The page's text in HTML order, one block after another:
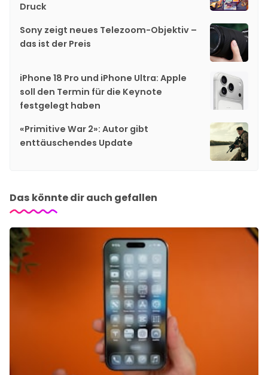
Druck
Sony zeigt neues Telezoom-Objektiv –
das ist der Preis
iPhone 18 Pro und iPhone Ultra: Apple
soll den Termin für die Keynote
festgelegt haben
«Primitive War 2»: Autor gibt
enttäuschendes Update
Das könnte dir auch gefallen